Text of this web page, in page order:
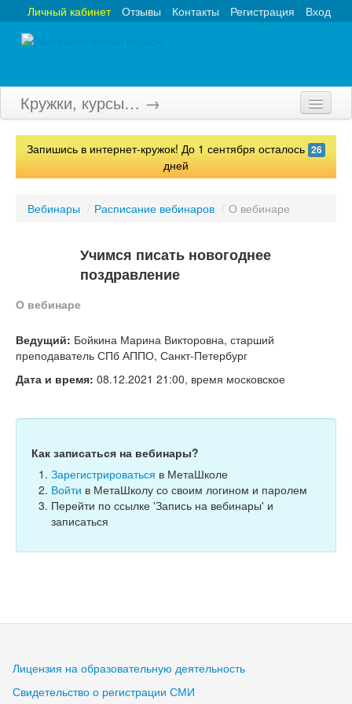
Вход
Регистрация
Контакты
Отзывы
Личный кабинет
Кружки, курсы… →
Главная
Тесты
Книги
Игры
Учитель
Запишись в интернет-кружок! До 1 сентября осталось 26
дней
Вебинары / Расписание вебинаров / О вебинаре
Учимся писать новогоднее
поздравление
О вебинаре
Ведущий: Бойкина Марина Викторовна, старший
преподаватель СПб АППО, Санкт-Петербург
Дата и время: 08.12.2021 21:00, время московское
Как записаться на вебинары?
Зарегистрироваться в МетаШколе
Войти в МетаШколу со своим логином и паролем
Перейти по ссылке 'Запись на вебинары' и
записаться
Лицензия на образовательную деятельность
Свидетельство о регистрации СМИ